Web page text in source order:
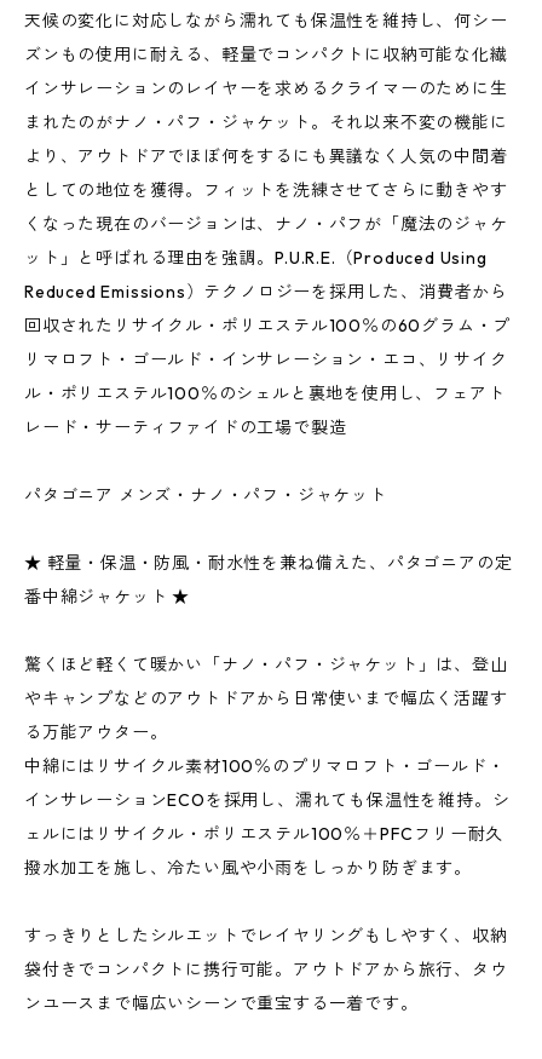
天候の変化に対応しながら濡れても保温性を維持し、何シー
ズンもの使用に耐える、軽量でコンパクトに収納可能な化繊
インサレーションのレイヤーを求めるクライマーのために生
まれたのがナノ・パフ・ジャケット。それ以来不変の機能に
より、アウトドアでほぼ何をするにも異議なく人気の中間着
としての地位を獲得。フィットを洗練させてさらに動きやす
くなった現在のバージョンは、ナノ・パフが「魔法のジャケ
ット」と呼ばれる理由を強調。P.U.R.E.（Produced Using
Reduced Emissions）テクノロジーを採用した、消費者から
回収されたリサイクル・ポリエステル100％の60グラム・プ
リマロフト・ゴールド・インサレーション・エコ、リサイク
ル・ポリエステル100％のシェルと裏地を使用し、フェアト
レード・サーティファイドの工場で製造
パタゴニア メンズ・ナノ・パフ・ジャケット
★ 軽量・保温・防風・耐水性を兼ね備えた、パタゴニアの定
番中綿ジャケット ★
驚くほど軽くて暖かい「ナノ・パフ・ジャケット」は、登山
やキャンプなどのアウトドアから日常使いまで幅広く活躍す
る万能アウター。
中綿にはリサイクル素材100％のプリマロフト・ゴールド・
インサレーションECOを採用し、濡れても保温性を維持。シ
ェルにはリサイクル・ポリエステル100％＋PFCフリー耐久
撥水加工を施し、冷たい風や小雨をしっかり防ぎます。
すっきりとしたシルエットでレイヤリングもしやすく、収納
袋付きでコンパクトに携行可能。アウトドアから旅行、タウ
ンユースまで幅広いシーンで重宝する一着です。